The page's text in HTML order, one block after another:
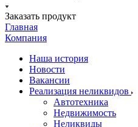
Заказать продукт
Главная
Компания
Наша история
Новости
Вакансии
Реализация неликвидов
Автотехника
Недвижимость
Неликвиды